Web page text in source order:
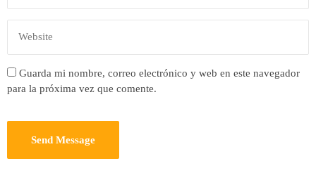
Guarda mi nombre, correo electrónico y web en este navegador
para la próxima vez que comente.